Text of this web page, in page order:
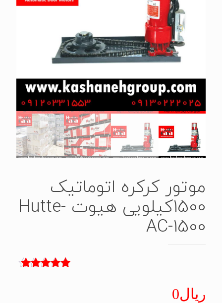
موتور کرکره اتوماتیک
1500کیلویی هیوت Hutte-
AC-1500
ریال0